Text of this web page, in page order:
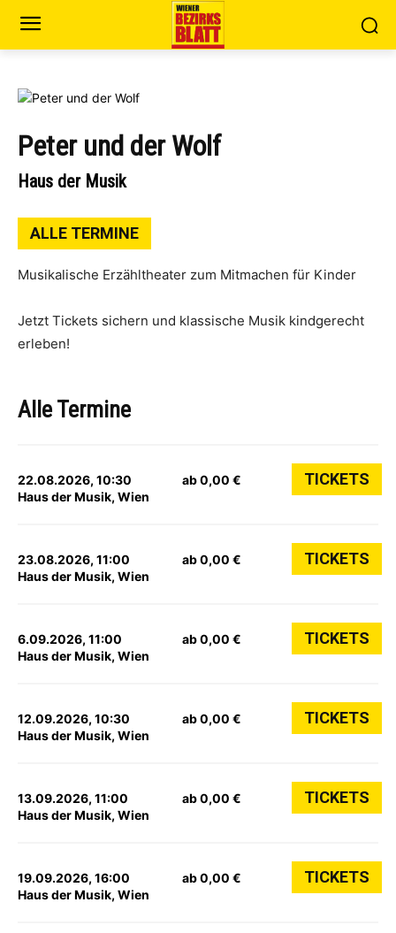
Peter und der Wolf
Haus der Musik
ALLE TERMINE
Musikalische Erzähltheater zum Mitmachen für Kinder
Jetzt Tickets sichern und klassische Musik kindgerecht
erleben!
Alle Termine
22.08.2026, 10:30
Haus der Musik, Wien
ab 0,00 € TICKETS
23.08.2026, 11:00
Haus der Musik, Wien
ab 0,00 € TICKETS
6.09.2026, 11:00
Haus der Musik, Wien
ab 0,00 € TICKETS
12.09.2026, 10:30
Haus der Musik, Wien
ab 0,00 € TICKETS
13.09.2026, 11:00
Haus der Musik, Wien
ab 0,00 € TICKETS
19.09.2026, 16:00
Haus der Musik, Wien
ab 0,00 € TICKETS